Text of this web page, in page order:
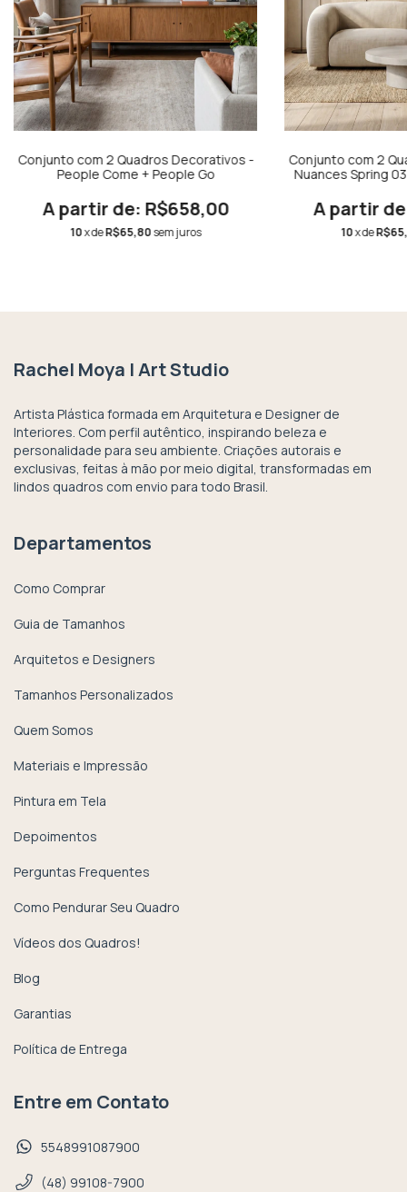
Conjunto com 2 Quadros Decorativos -
People Come + People Go
R$658,00
10x deR$65,80sem juros
Conjunto com 2
Nuances Spring
10x de
Rachel Moya | Art Studio
Artista Plástica formada em Arquitetura e Designer de
Interiores. Com perfil autêntico, inspirando beleza e
personalidade para seu ambiente. Criações autorais e
exclusivas, feitas à mão por meio digital, transformadas em
lindos quadros com envio para todo Brasil.
Departamentos
Como Comprar
Guia de Tamanhos
Arquitetos e Designers
Tamanhos Personalizados
Quem Somos
Materiais e Impressão
Pintura em Tela
Depoimentos
Perguntas Frequentes
Como Pendurar Seu Quadro
Vídeos dos Quadros!
Blog
Garantias
Política de Entrega
Entre em Contato
5548991087900
(48) 99108-7900